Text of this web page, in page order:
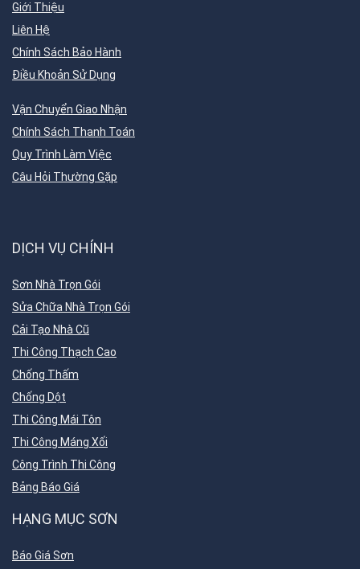
Giới Thiệu
Liên Hệ
Chính Sách Bảo Hành
Điều Khoản Sử Dụng
Vận Chuyển Giao Nhận
Chính Sách Thanh Toán
Quy Trình Làm Việc
Câu Hỏi Thường Gặp
DỊCH VỤ CHÍNH
Sơn Nhà Trọn Gói
Sửa Chữa Nhà Trọn Gói
Cải Tạo Nhà Cũ
Thi Công Thạch Cao
Chống Thấm
Chống Dột
Thi Công Mái Tôn
Thi Công Máng Xối
Công Trình Thi Công
Bảng Báo Giá
HẠNG MỤC SƠN
Báo Giá Sơn